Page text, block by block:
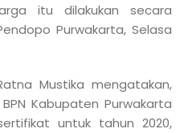
itu dilakukan secara
Purwakarta, Selasa
Mustika mengatakan,
Kabupaten Purwakarta
untuk tahun 2020,